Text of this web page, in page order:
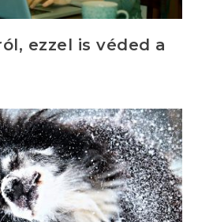
ezzel is véded a